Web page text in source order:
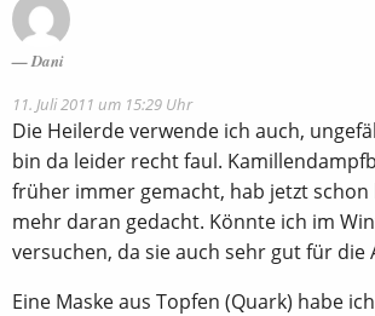
Dani
11. Juli 2011 um 15:29 Uhr
Die Heilerde verwende ich auch,
bin da leider recht faul.
früher immer gemacht, hab jetzt
mehr daran gedacht. Könnte ich im
versuchen, da sie auch sehr gut für die
Eine Maske aus Topfen (Quark) habe